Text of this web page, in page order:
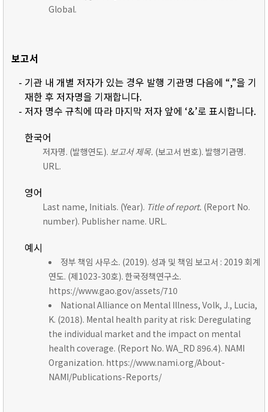
Global.
보고서
- 기관 내 개별 저자가 있는 경우 발행 기관명 다음에 “,”을 기
재한 후 저자명을 기재합니다.
- 저자 명수 규칙에 따라 마지막 저자 앞에 ‘&’로 표시합니다.
한국어
저자명. (발행연도). 보고서 제목. (보고서 번호). 발행기관명.
URL.
영어
Last name, Initials. (Year). Title of report. (Report No.
number). Publisher name. URL.
예시
정부 책임 사무소. (2019). 성과 및 책임 보고서 : 2019 회계
연도. (제1023-30호). 한국정책연구소.
https://www.gao.gov/assets/710
National Alliance on Mental Illness, Volk, J., Lucia,
K. (2018). Mental health parity at risk: Deregulating
the individual market and the impact on mental
health coverage. (Report No. WA_RD 896.4). NAMI
Organization. https://www.nami.org/About-
NAMI/Publications-Reports/